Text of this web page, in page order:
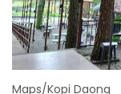
Maps/Kopi Daong